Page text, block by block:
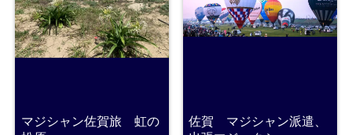
マジシャン佐賀旅 虹の
佐賀 マジシャン派遣、